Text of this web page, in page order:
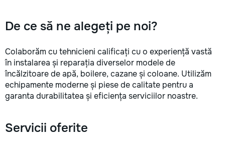
De ce să ne alegeți pe noi?
Colaborăm cu tehnicieni calificați cu o experiență vastă
în instalarea și reparația diverselor modele de
încălzitoare de apă, boilere, cazane și coloane. Utilizăm
echipamente moderne și piese de calitate pentru a
garanta durabilitatea și eficiența serviciilor noastre.
Servicii oferite